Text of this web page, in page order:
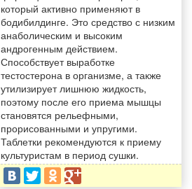
который активно применяют в
бодибилдинге. Это средство с низким
анаболическим и высоким
андрогенным действием.
Способствует выработке
тестостерона в организме, а также
утилизирует лишнюю жидкость,
поэтому после его приема мышцы
становятся рельефными,
прорисованными и упругими.
Таблетки рекомендуются к приему
культуристам в период сушки.